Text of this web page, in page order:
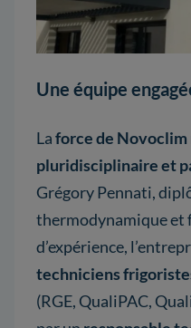
Une équipe
Laforce de Novoclim
pluridisciplinaire et
Grégory Pennati,
thermodynamique et
d’expérience,
techniciens
(RGE, QualiPAC,